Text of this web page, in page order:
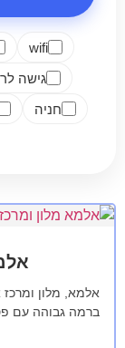
wifi
גישה
חניה
אלמא, מלון ומרכז
ברמה גבוהה עם